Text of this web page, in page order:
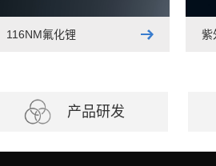
116NM氟化锂 紫
产品研发